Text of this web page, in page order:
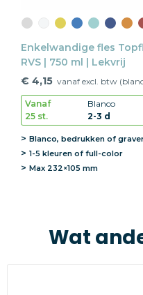
Enkelwandige fles
RVS | 750 ml | Lekvrij
€ 4,15 vanaf excl. btw
Vanaf
25 st.
Blanco
2-3 d
Blanco, bedrukken of
1-5 kleuren of full-color
Max 232×105 mm
Wat